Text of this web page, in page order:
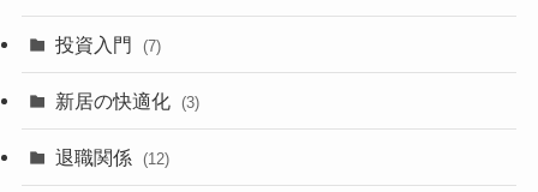
投資入門 (7)
新居の快適化 (3)
退職関係 (12)